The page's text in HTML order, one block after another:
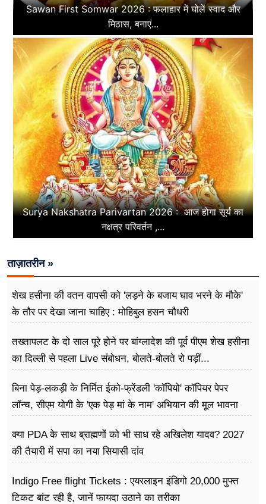
Sawan First Somwar 2026 : फलाहार में घोलें स्वाद और
मिठास, बनाएं...
Surya Nakshatra Parivartan 2026 : आज होगा सूर्य का
नक्षत्र परिवर्तन ,...
ताज़ातरीन »
शेख हसीना की वतन वापसी को 'लड़ने के बजाय घाव भरने के मौके'
के तौर पर देखा जाना चाहिए : मोहिबुल हसन चौधरी
तख्तापलट के दो साल पूरे होने पर बांग्लादेश की पूर्व पीएम शेख हसीना
का दिल्ली से पहला Live संबोधन, बोलते-बोलते रो पड़ीं...
बिना पेड़-लकड़ी के निर्मित ईको-फ्रेंडली 'कॉपियो' कॉपियर पेपर
लॉन्च, सीएम योगी के 'एक पेड़ मां के नाम' अभियान की मूल भावना
क्या PDA के साथ ब्राह्मणों को भी साध रहे अखिलेश यादव? 2027
की तैयारी में सपा का नया सियासी दांव
Indigo Free flight Tickets : एयरलाइन इंडिगो 20,000 मुफ्त
टिकट बांट रही है, जानें फायदा उठाने का तरीका